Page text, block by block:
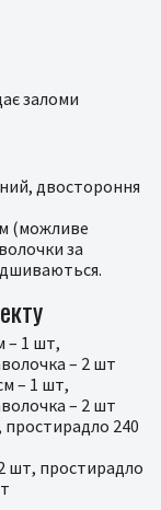
заломи
двостороння
(можливе
за
– 1 шт,
– 2 шт
– 1 шт,
– 2 шт
простирадло 240
шт, простирадло